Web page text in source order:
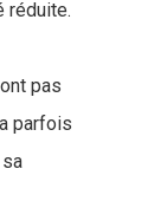
réduite.
pas
parfois